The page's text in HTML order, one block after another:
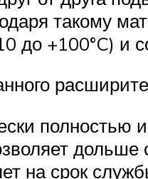
такому
до +100°C) и
полностью
дольше
на срок